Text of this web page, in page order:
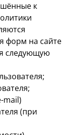
к
форм на сайте
следующую
mail)
(при